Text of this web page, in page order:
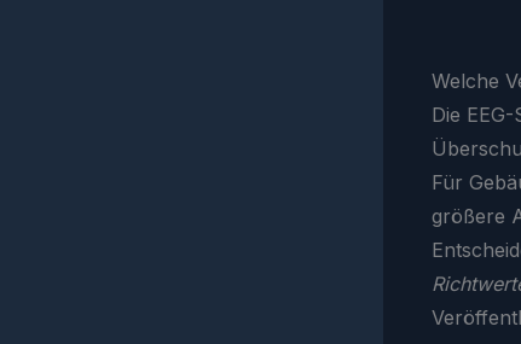
Welche
Die
Für
größere